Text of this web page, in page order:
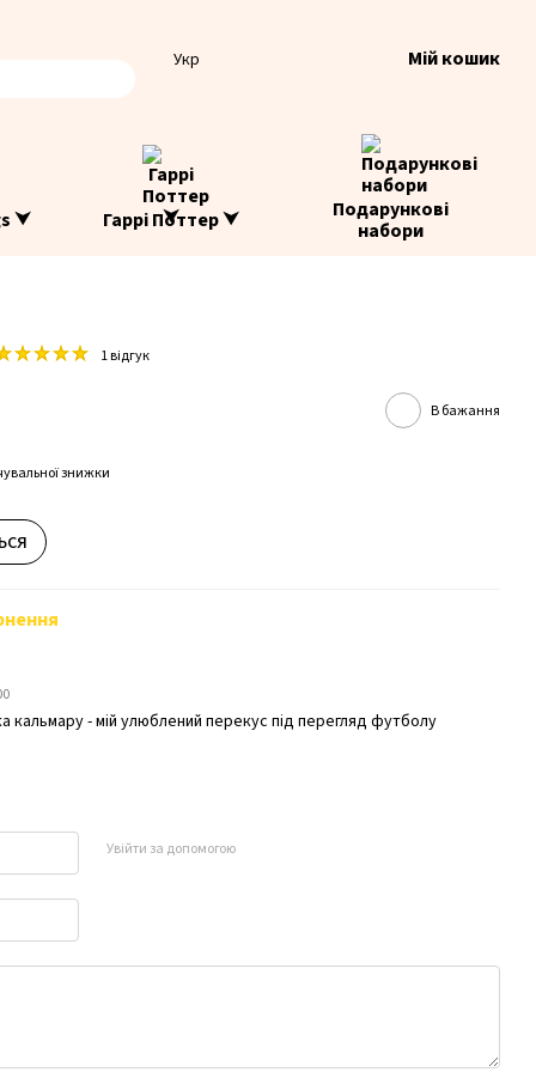
Укр Мій кошик
⮟ Гаррі Поттер ⮟
Подарункові
набори
1 відгук
В бажання
знижки
- мій улюблений перекус під перегляд футболу
Увійти за допомогою